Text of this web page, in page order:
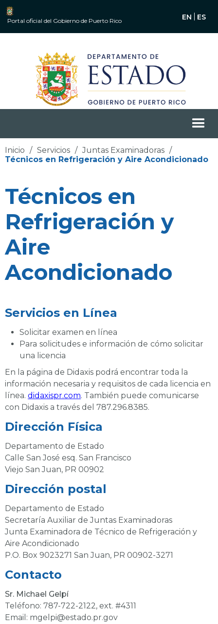
Portal oficial del Gobierno de Puerto Rico EN ES
Inicio / Servicios / Juntas Examinadoras /
Técnicos en Refrigeración y Aire Acondicionado
Técnicos en
Refrigeración y
Aire
Acondicionado
Servicios en Línea
Solicitar examen en línea
Para solicitudes e información de cómo solicitar
una licencia
En la página de Didaxis podrá encontrar toda la
información necesaria y requisitos de cada licencia en
línea. didaxispr.com. También puede comunicarse
con Didaxis a través del 787.296.8385.
Dirección Física
Departamento de Estado
Calle San José esq. San Francisco
Viejo San Juan, PR 00902
Dirección postal
Departamento de Estado
Secretaría Auxiliar de Juntas Examinadoras
Junta Examinadora de Técnico de Refrigeración y
Aire Acondicionado
P.O. Box 9023271 San Juan, PR 00902-3271
Contacto
Sr. Michael Gelpí
Teléfono: 787-722-2122, ext. #4311
Email: mgelpi@estado.pr.gov